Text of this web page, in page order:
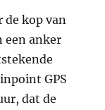
de kop van
een anker
GPS
dat de